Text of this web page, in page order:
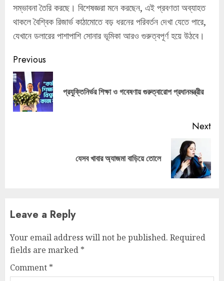
সম্ভাবনা তৈরি করছে। বিশেষজ্ঞরা মনে করছেন, এই প্রবণতা অব্যাহত
থাকলে বৈশ্বিক রিজার্ভ কাঠামোতে বড় ধরনের পরিবর্তন দেখা যেতে পারে,
যেখানে ডলারের পাশাপাশি সোনার ভূমিকা আরও গুরুত্বপূর্ণ হয়ে উঠবে।
Continue
Reading
Previous
প্রযুক্তিনির্ভর শিক্ষা ও গবেষণায় গুরুত্বারোপ প্রধানমন্ত্রীর
Next
যেসব খাবার অ্যাজমা বাড়িয়ে তোলে
Leave a Reply
Your email address will not be published. Required
fields are marked *
Comment *